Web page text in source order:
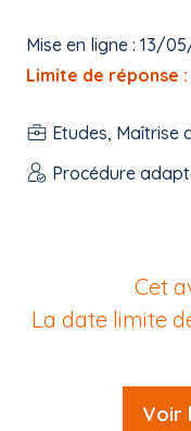
Mise en ligne : 13/
Limite de réponse
Etudes, Maîtrise
Procédure
Cet
La date limite
Voir